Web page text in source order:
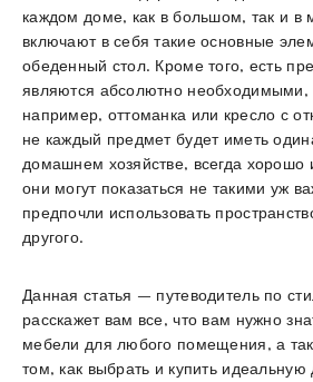
каждом доме, как в большом, так и в
включают в себя такие основные
обеденный стол. Кроме того, есть
являются абсолютно необходимыми,
например, оттоманка или кресло с
не каждый предмет будет иметь
домашнем хозяйстве, всегда хорошо
они могут показаться не такими уж
предпочли использовать
другого.
Данная статья – путеводитель по
расскажет вам все, что вам нужно
мебели для любого помещения, а
том, как выбрать и купить идеальную